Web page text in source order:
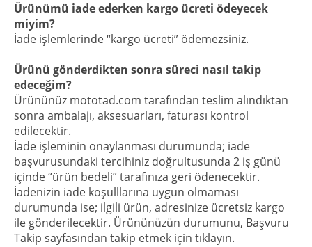
Ürünümü iade ederken kargo ücreti ödeyecek
miyim?
İade işlemlerinde “kargo ücreti” ödemezsiniz.
Ürünü gönderdikten sonra süreci nasıl takip
edeceğim?
Ürününüz mototad.com tarafından teslim alındıktan
sonra ambalajı, aksesuarları, faturası kontrol
edilecektir.
İade işleminin onaylanması durumunda; iade
başvurusundaki tercihiniz doğrultusunda 2 iş günü
içinde “ürün bedeli” tarafınıza geri ödenecektir.
İadenizin iade koşulllarına uygun olmaması
durumunda ise; ilgili ürün, adresinize ücretsiz kargo
ile gönderilecektir. Ürününüzün durumunu, Başvuru
Takip sayfasından takip etmek için tıklayın.